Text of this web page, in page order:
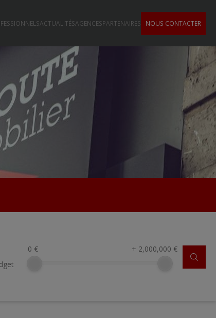
ACTUALITÉSAGENCESPARTENAIRES NOUS CONTACTER
0 € + 2,000,000 €